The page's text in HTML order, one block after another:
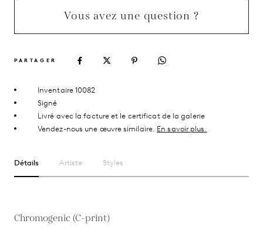
Vous avez une question ?
PARTAGER
Inventaire 10082
Signé
Livré avec la facture et le certificat de la galerie
Vendez-nous une œuvre similaire. En savoir plus.
Détails Artiste Styles
Chromogenic (C-print)